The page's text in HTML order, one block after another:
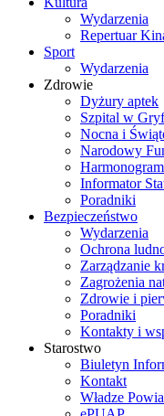
Wydarzenia
Repertuar
Sport
Wydarzenia
Zdrowie
Dyżury aptek
Szpital w
Nocna i
Narodowy
Informator
Poradniki
Bezpieczeństwo
Wydarzenia
Ochrona
Zarządzanie
Zagrożenia
Zdrowie i
Poradniki
Kontakty i
Starostwo
Biuletyn
Kontakt
Władze